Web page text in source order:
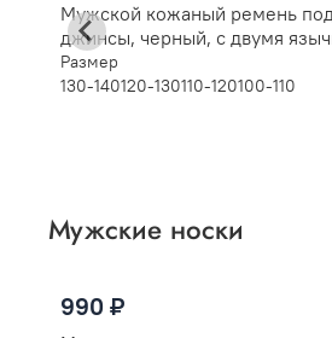
Мужской кожаный ремень
джинсы, черный, с двумя
арт. Р073029
Размер
130-140120-130110-120100-110
Мужские носки
990 ₽